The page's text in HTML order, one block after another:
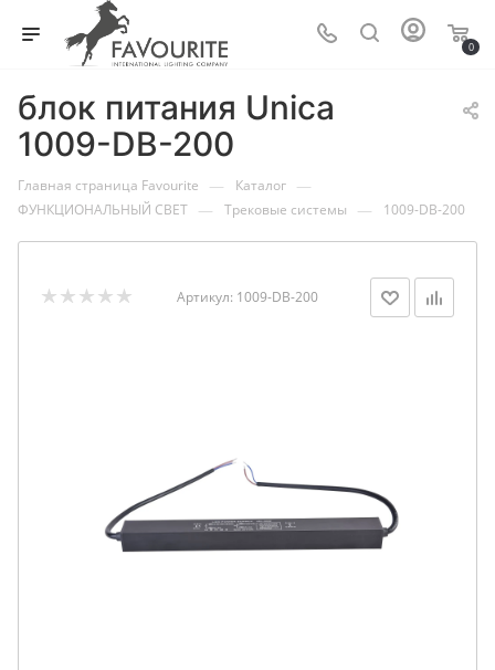
0
блок питания Unica
1009-DB-200
Главная страница Favourite — Каталог —
ФУНКЦИОНАЛЬНЫЙ СВЕТ — Трековые системы — 1009-DB-200
Артикул: 1009-DB-200